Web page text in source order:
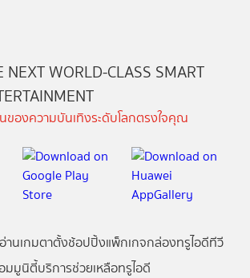
NEXT WORLD-CLASS SMART
ของความบันเทิงระดับโลกตรงใจคุณ
านเกมตาตั้งช้อปปิ้งแพ็กเกจกล่องทรูไอดีทีวี
มมูนิตี้บริการช่วยเหลือทรูไอดี